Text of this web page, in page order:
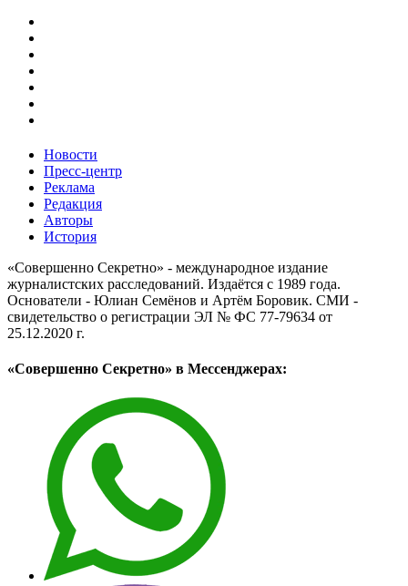
Новости
Пресс-центр
Реклама
Редакция
Авторы
История
«Совершенно Секретно» - международное издание
журналистских расследований. Издаётся с 1989 года.
Основатели - Юлиан Семёнов и Артём Боровик. CМИ -
свидетельство о регистрации ЭЛ № ФС 77-79634 от
25.12.2020 г.
«Совершенно Секретно» в Мессенджерах: